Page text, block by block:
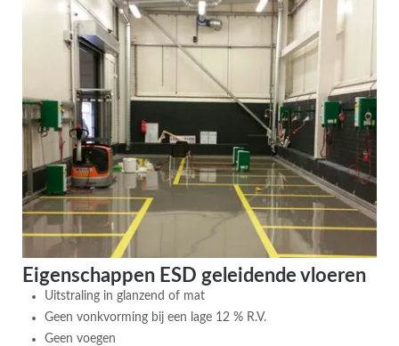
Eigenschappen ESD geleidende vloeren
Uitstraling in glanzend of mat
Geen vonkvorming bij een lage 12 % R.V.
Geen voegen